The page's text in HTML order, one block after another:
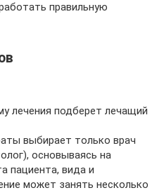
правильную
лечения подберет лечащий
выбирает только врач
основываясь на
пациента, вида и
может занять несколько